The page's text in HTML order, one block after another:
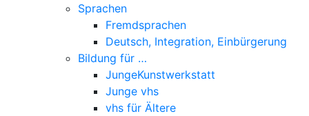
Sprachen
Fremdsprachen
Deutsch, Integration, Einbürgerung
Bildung für …
JungeKunstwerkstatt
Junge vhs
vhs für Ältere